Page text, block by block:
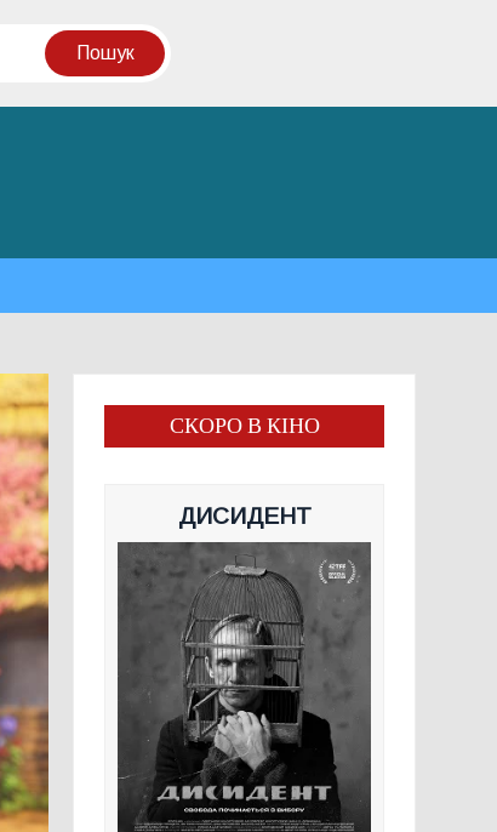
СКОРО В КІНО
ДИСИДЕНТ